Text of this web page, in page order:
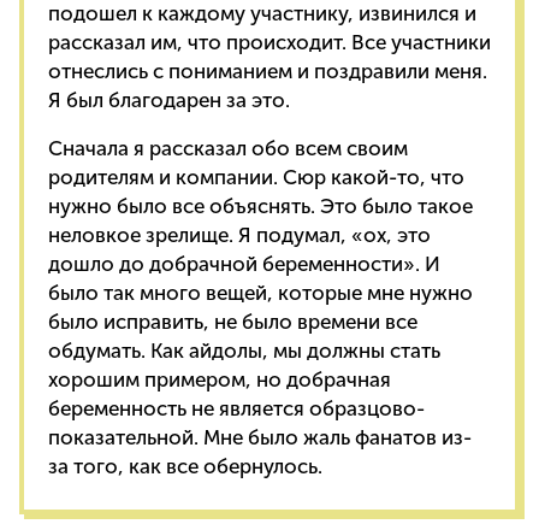
подошел к каждому участнику, извинился и
рассказал им, что происходит. Все участники
отнеслись с пониманием и поздравили меня.
Я был благодарен за это.
Сначала я рассказал обо всем своим
родителям и компании. Сюр какой-то, что
нужно было все объяснять. Это было такое
неловкое зрелище. Я подумал, «ох, это
дошло до добрачной беременности». И
было так много вещей, которые мне нужно
было исправить, не было времени все
обдумать. Как айдолы, мы должны стать
хорошим примером, но добрачная
беременность не является образцово-
показательной. Мне было жаль фанатов из-
за того, как все обернулось.